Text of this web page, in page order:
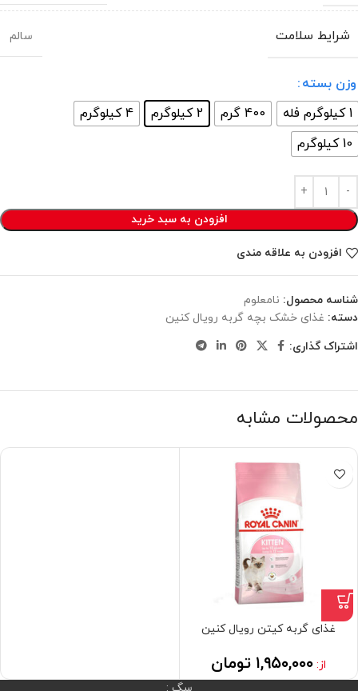
شرایط سلامت سالم
وزن بسته
1 کیلوگرم فله
400 گرم 2 کیلوگرم
4 کیلوگرم
10 کیلوگرم
افزودن به سبد خرید
افزودن به علاقه مندی
شناسه محصول: نامعلوم
دسته: غذای خشک بچه گربه رویال کنین
اشتراک گذاری:
محصولات مشابه
غذای گربه کیتن رویال کنین
از: ۱,۹۵۰,۰۰۰ تومان